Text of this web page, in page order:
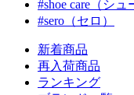
#shoe care（シュ
#sero（セロ）
新着商品
再入荷商品
ランキング